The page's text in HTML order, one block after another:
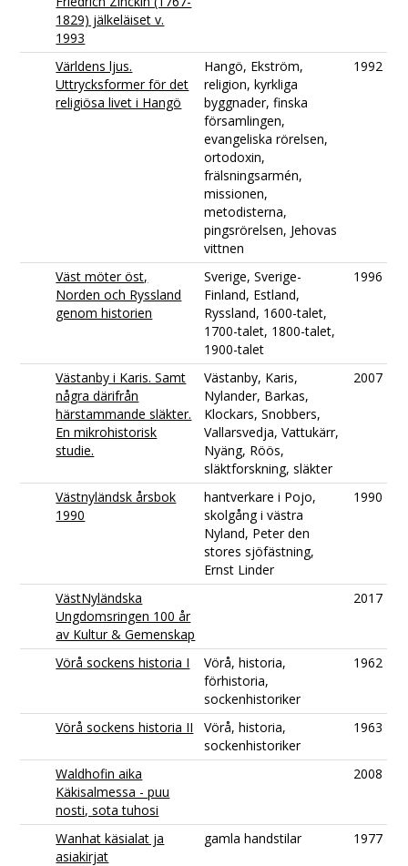
1829) jälkeläiset v.
1993
Världens ljus.
Uttrycksformer för det
religiösa livet i Hangö
Hangö, Ekström,
religion, kyrkliga
byggnader, finska
församlingen,
evangeliska rörelsen,
ortodoxin,
frälsningsarmén,
missionen,
metodisterna,
pingsrörelsen, Jehovas
vittnen
1992
Väst möter öst,
Norden och Ryssland
genom historien
Sverige, Sverige-
Finland, Estland,
Ryssland, 1600-talet,
1700-talet, 1800-talet,
1900-talet
1996
Västanby i Karis. Samt
några därifrån
härstammande släkter.
En mikrohistorisk
studie.
Västanby, Karis,
Nylander, Barkas,
Klockars, Snobbers,
Vallarsvedja, Vattukärr,
Nyäng, Röös,
släktforskning, släkter
2007
Västnyländsk årsbok
1990
hantverkare i Pojo,
skolgång i västra
Nyland, Peter den
stores sjöfästning,
Ernst Linder
1990
VästNyländska
Ungdomsringen 100 år
av Kultur & Gemenskap
2017
Vörå sockens historia I
Vörå, historia,
förhistoria,
sockenhistoriker
1962
Vörå sockens historia II
Vörå, historia,
sockenhistoriker
1963
Waldhofin aika
Käkisalmessa - puu
nosti, sota tuhosi
2008
Wanhat käsialat ja
asiakirjat
gamla handstilar 1977